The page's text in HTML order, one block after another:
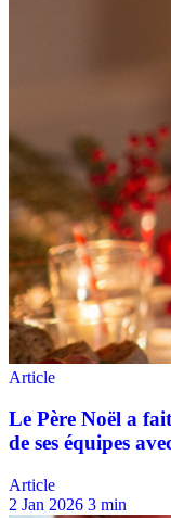
Article
2 Jan 2026 3 min